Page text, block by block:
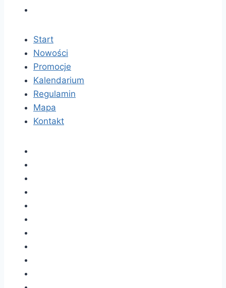
Start
Nowości
Promocje
Kalendarium
Regulamin
Mapa
Kontakt